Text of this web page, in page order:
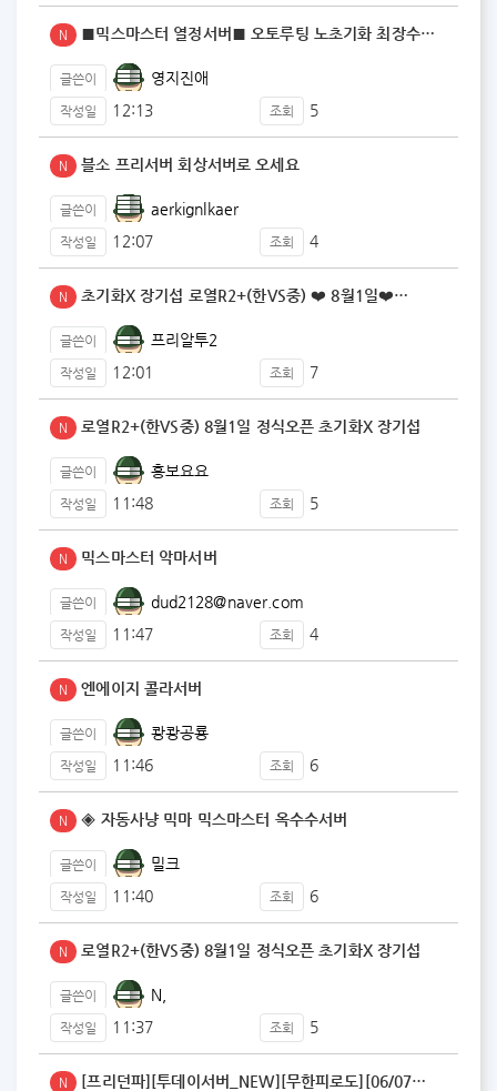
N ■믹스마스터 열정서버■ 오토루팅 노초기화 최장수서버
글쓴이 영지진애
작성일 12:13 조회 5
N 블소 프리서버 회상서버로 오세요
글쓴이 aerkignlkaer
작성일 12:07 조회 4
N 초기화X 장기섭 로열R2+(한VS중) ❤️ 8월1일❤️…
글쓴이 프리알투2
작성일 12:01 조회 7
N 로열R2+(한VS중) 8월1일 정식오픈 초기화X 장기섭
글쓴이 홍보요요
작성일 11:48 조회 5
N 믹스마스터 악마서버
글쓴이 dud2128@naver.com
작성일 11:47 조회 4
N 엔에이지 콜라서버
글쓴이 쾅쾅공룡
작성일 11:46 조회 6
N ◈ 자동사냥 믹마 믹스마스터 옥수수서버
글쓴이 밀크
작성일 11:40 조회 6
N 로열R2+(한VS중) 8월1일 정식오픈 초기화X 장기섭
글쓴이 N,
작성일 11:37 조회 5
N [프리던파][투데이서버_NEW][무한피로도][06/07…